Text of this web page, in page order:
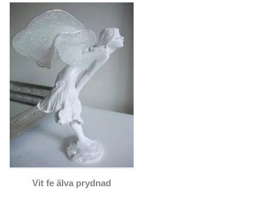
Vit fe älva prydnad